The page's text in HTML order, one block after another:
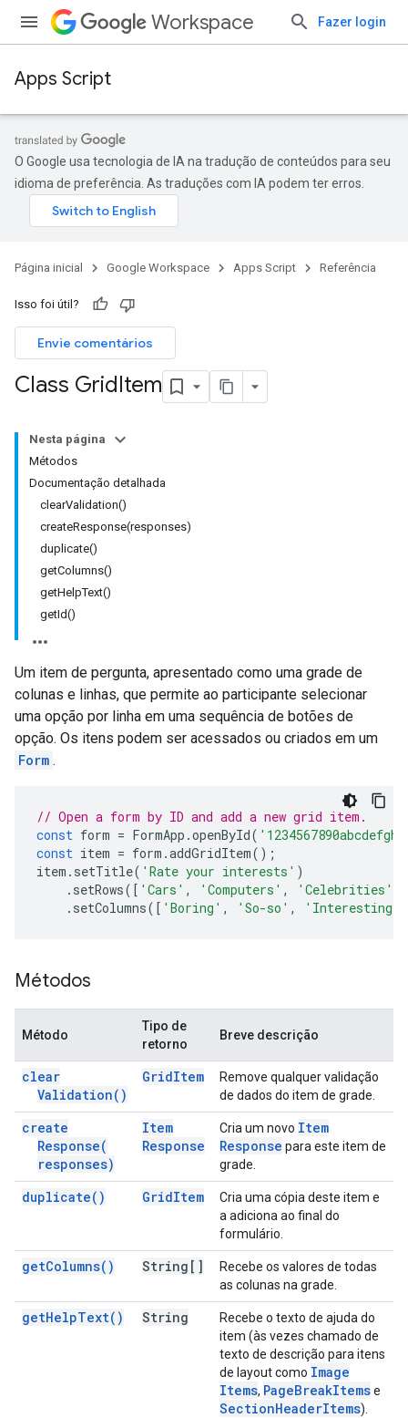
Workspace Fazer login
Apps Script
O Google usa tecnologia de IA na tradução de conteúdos para seu
idioma de preferência. As traduções com IA podem ter erros.
Página inicial Google Workspace Apps Script Referência
Isso foi útil?
Envie comentários
Class GridItem
Nesta página
Métodos
Documentação detalhada
clearValidation()
createResponse(responses)
duplicate()
getColumns()
getHelpText()
getId()
Um item de pergunta, apresentado como uma grade de
colunas e linhas, que permite ao participante selecionar
uma opção por linha em uma sequência de botões de
opção. Os itens podem ser acessados ou criados em um
Form .
// Open a form by ID and add a new grid item.
const form = FormApp .openById(
const item = form .addGridItem();
item . setTitle( 'Rate your interests' )
. setRows([ 'Cars' , 'Computers' , 'Celebrities'
. setColumns([ 'Boring' , 'So-so' , 'Interesting'
Métodos
Método
Tipo de
retorno
Breve descrição
clear
Validation( )
GridItem
Remove qualquer validação
de dados do item de grade.
create
Response(
responses)
Item
Response
Cria um novo Item
Response para este item de
grade.
duplicate( ) GridItem
Cria uma cópia deste item e
a adiciona ao final do
formulário.
getColumns( ) String[]
Recebe os valores de todas
as colunas na grade.
getHelpText( ) String
Recebe o texto de ajuda do
item (às vezes chamado de
texto de descrição para itens
de layout como Image
Items, PageBreakItemse
SectionHeaderItems).